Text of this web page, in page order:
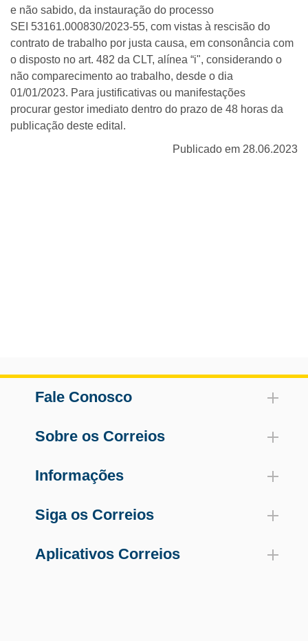
e não sabido, da instauração do processo
SEI 53161.000830/2023-55, com vistas à rescisão do
contrato de trabalho por justa causa, em consonância com
o disposto no art. 482 da CLT, alínea “i", considerando o
não comparecimento ao trabalho, desde o dia
01/01/2023. Para justificativas ou manifestações
procurar gestor imediato dentro do prazo de 48 horas da
publicação deste edital.
Publicado em 28.06.2023
Fale Conosco
Sobre os Correios
Informações
Siga os Correios
Aplicativos Correios